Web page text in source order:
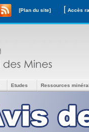
[Plan du site] [
Etudes Ressources